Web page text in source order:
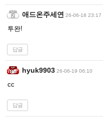
애드온주세연 26-06-18 23:17
투완!
답글
hyuk9903 26-06-19 06:10
cc
답글